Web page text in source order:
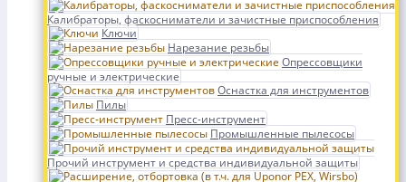
Калибраторы, фаскосниматели и зачистные приспособления
Ключи
Нарезание резьбы
Опрессовщики
ручные и электрические
Оснастка для инструментов
Пилы
Пресс-инструмент
Промышленные пылесосы
Прочий инструмент и средства индивидуальной защиты